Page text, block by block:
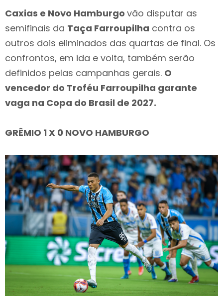
Caxias e Novo Hamburgo vão disputar as
semifinais da Taça Farroupilha contra os
outros dois eliminados das quartas de final. Os
confrontos, em ida e volta, também serão
definidos pelas campanhas gerais. O
vencedor do Troféu Farroupilha garante
vaga na Copa do Brasil de 2027.
GRÊMIO 1 X 0 NOVO HAMBURGO